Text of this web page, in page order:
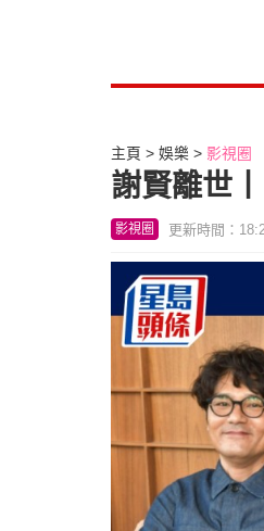
主頁 娛樂 影視圈
謝賢離世
影視圈 更新時間：